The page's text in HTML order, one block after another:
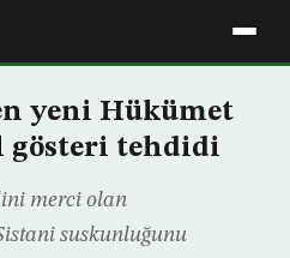
yeni Hükümet
gösteri tehdidi
merci olan
suskunluğunu